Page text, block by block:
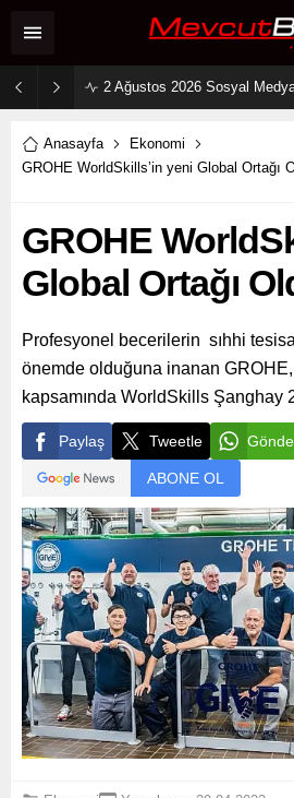
Anasayfa
Ekonomi
GROHE WorldSkills’in yeni Global Ortağı
GROHE
Global Ortağı
Profesyonel becerilerin sıhhi
önemde olduğuna inanan
kapsamında WorldSkills Şanghay
Paylaş Tweetle
ABONE OL